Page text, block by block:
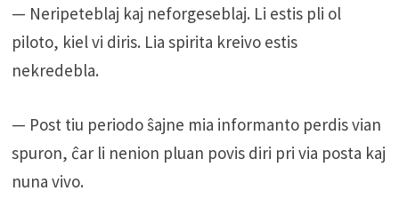
— Neripeteblaj kaj neforgeseblaj. Li estis pli ol
piloto, kiel vi diris. Lia spirita kreivo estis
nekredebla.
— Post tiu periodo ŝajne mia informanto perdis vian
spuron, ĉar li nenion pluan povis diri pri via posta kaj
nuna vivo.